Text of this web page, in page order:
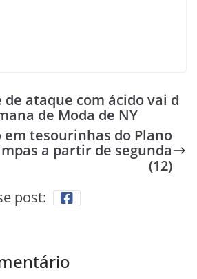
ataque com ácido vai d
de Moda de NY
em tesourinhas do Plano
a partir de segunda
(12)
post: